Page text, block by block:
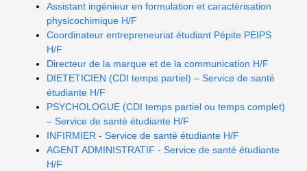
Assistant ingénieur en formulation et caractérisation
physicochimique H/F
Coordinateur entrepreneuriat étudiant Pépite PEIPS
H/F
Directeur de la marque et de la communication H/F
DIETETICIEN (CDI temps partiel) – Service de santé
étudiante H/F
PSYCHOLOGUE (CDI temps partiel ou temps complet)
– Service de santé étudiante H/F
INFIRMIER - Service de santé étudiante H/F
AGENT ADMINISTRATIF - Service de santé étudiante
H/F